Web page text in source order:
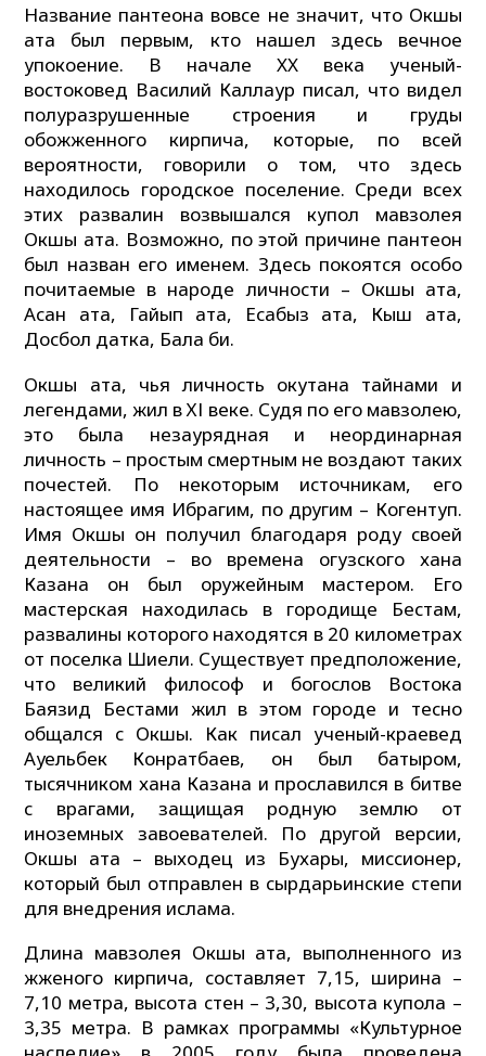
Название пантеона вовсе не значит, что Окшы
ата был первым, кто нашел здесь вечное
упокоение. В начале XX века ученый-
востоковед Василий Каллаур писал, что видел
полуразрушенные строения и груды
обожженного кирпича, которые, по всей
вероятности, говорили о том, что здесь
находилось городское поселение. Среди всех
этих развалин возвышался купол мавзолея
Окшы ата. Возможно, по этой причине пантеон
был назван его именем. Здесь покоятся особо
почитаемые в народе личности – Окшы ата,
Асан ата, Гайып ата, Есабыз ата, Кыш ата,
Досбол датка, Бала би.
Окшы ата, чья личность окутана тайнами и
легендами, жил в ХІ веке. Судя по его мавзолею,
это была незаурядная и неординарная
личность – простым смертным не воздают таких
почестей. По некоторым источникам, его
настоящее имя Ибрагим, по другим – Когентуп.
Имя Окшы он получил благодаря роду своей
деятельности – во времена огузского хана
Казана он был оружейным мастером. Его
мастерская находилась в городище Бестам,
развалины которого находятся в 20 километрах
от поселка Шиели. Существует предположение,
что великий философ и богослов Востока
Баязид Бестами жил в этом городе и тесно
общался с Окшы. Как писал ученый-краевед
Ауельбек Конратбаев, он был батыром,
тысячником хана Казана и прославился в битве
с врагами, защищая родную землю от
иноземных завоевателей. По другой версии,
Окшы ата – выходец из Бухары, миссионер,
который был отправлен в сырдарьинские степи
для внедрения ислама.
Длина мавзолея Окшы ата, выполненного из
жженого кирпича, составляет 7,15, ширина –
7,10 метра, высота стен – 3,30, высота купола –
3,35 метра. В рамках программы «Культурное